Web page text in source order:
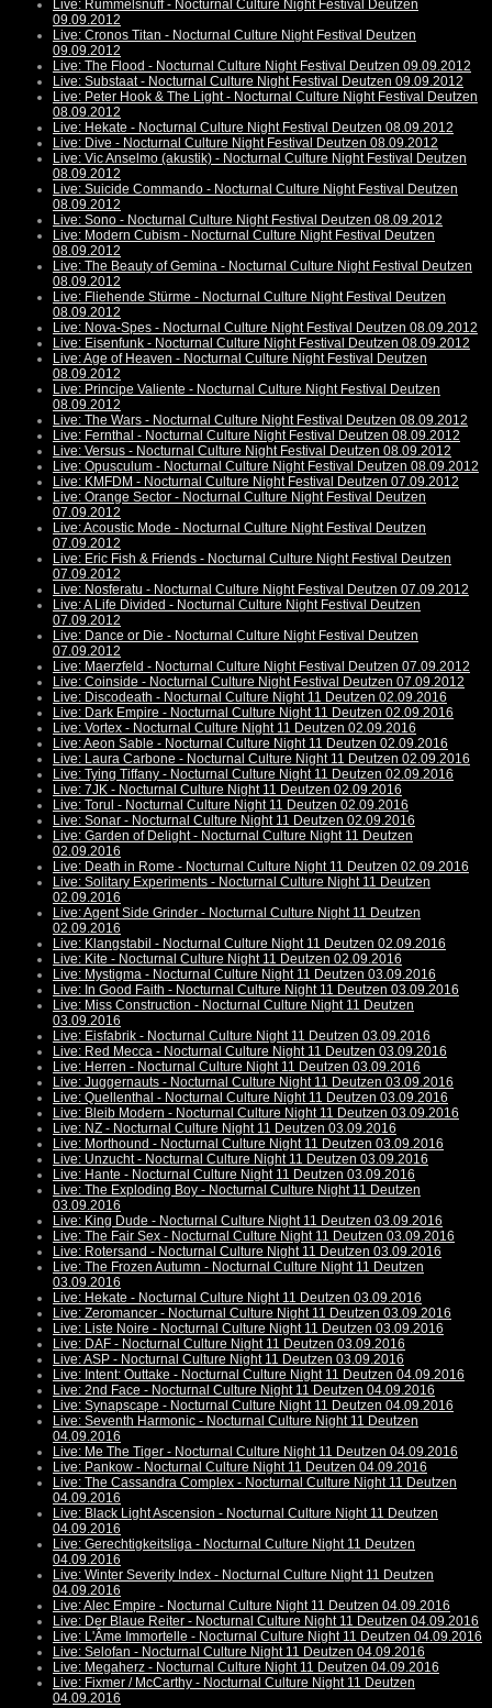
Live: Rummelsnuff - Nocturnal Culture Night Festival Deutzen
09.09.2012
Live: Cronos Titan - Nocturnal Culture Night Festival Deutzen
09.09.2012
Live: The Flood - Nocturnal Culture Night Festival Deutzen 09.09.2012
Live: Substaat - Nocturnal Culture Night Festival Deutzen 09.09.2012
Live: Peter Hook & The Light - Nocturnal Culture Night Festival Deutzen
08.09.2012
Live: Hekate - Nocturnal Culture Night Festival Deutzen 08.09.2012
Live: Dive - Nocturnal Culture Night Festival Deutzen 08.09.2012
Live: Vic Anselmo (akustik) - Nocturnal Culture Night Festival Deutzen
08.09.2012
Live: Suicide Commando - Nocturnal Culture Night Festival Deutzen
08.09.2012
Live: Sono - Nocturnal Culture Night Festival Deutzen 08.09.2012
Live: Modern Cubism - Nocturnal Culture Night Festival Deutzen
08.09.2012
Live: The Beauty of Gemina - Nocturnal Culture Night Festival Deutzen
08.09.2012
Live: Fliehende Stürme - Nocturnal Culture Night Festival Deutzen
08.09.2012
Live: Nova-Spes - Nocturnal Culture Night Festival Deutzen 08.09.2012
Live: Eisenfunk - Nocturnal Culture Night Festival Deutzen 08.09.2012
Live: Age of Heaven - Nocturnal Culture Night Festival Deutzen
08.09.2012
Live: Principe Valiente - Nocturnal Culture Night Festival Deutzen
08.09.2012
Live: The Wars - Nocturnal Culture Night Festival Deutzen 08.09.2012
Live: Fernthal - Nocturnal Culture Night Festival Deutzen 08.09.2012
Live: Versus - Nocturnal Culture Night Festival Deutzen 08.09.2012
Live: Opusculum - Nocturnal Culture Night Festival Deutzen 08.09.2012
Live: KMFDM - Nocturnal Culture Night Festival Deutzen 07.09.2012
Live: Orange Sector - Nocturnal Culture Night Festival Deutzen
07.09.2012
Live: Acoustic Mode - Nocturnal Culture Night Festival Deutzen
07.09.2012
Live: Eric Fish & Friends - Nocturnal Culture Night Festival Deutzen
07.09.2012
Live: Nosferatu - Nocturnal Culture Night Festival Deutzen 07.09.2012
Live: A Life Divided - Nocturnal Culture Night Festival Deutzen
07.09.2012
Live: Dance or Die - Nocturnal Culture Night Festival Deutzen
07.09.2012
Live: Maerzfeld - Nocturnal Culture Night Festival Deutzen 07.09.2012
Live: Coinside - Nocturnal Culture Night Festival Deutzen 07.09.2012
Live: Discodeath - Nocturnal Culture Night 11 Deutzen 02.09.2016
Live: Dark Empire - Nocturnal Culture Night 11 Deutzen 02.09.2016
Live: Vortex - Nocturnal Culture Night 11 Deutzen 02.09.2016
Live: Aeon Sable - Nocturnal Culture Night 11 Deutzen 02.09.2016
Live: Laura Carbone - Nocturnal Culture Night 11 Deutzen 02.09.2016
Live: Tying Tiffany - Nocturnal Culture Night 11 Deutzen 02.09.2016
Live: 7JK - Nocturnal Culture Night 11 Deutzen 02.09.2016
Live: Torul - Nocturnal Culture Night 11 Deutzen 02.09.2016
Live: Sonar - Nocturnal Culture Night 11 Deutzen 02.09.2016
Live: Garden of Delight - Nocturnal Culture Night 11 Deutzen
02.09.2016
Live: Death in Rome - Nocturnal Culture Night 11 Deutzen 02.09.2016
Live: Solitary Experiments - Nocturnal Culture Night 11 Deutzen
02.09.2016
Live: Agent Side Grinder - Nocturnal Culture Night 11 Deutzen
02.09.2016
Live: Klangstabil - Nocturnal Culture Night 11 Deutzen 02.09.2016
Live: Kite - Nocturnal Culture Night 11 Deutzen 02.09.2016
Live: Mystigma - Nocturnal Culture Night 11 Deutzen 03.09.2016
Live: In Good Faith - Nocturnal Culture Night 11 Deutzen 03.09.2016
Live: Miss Construction - Nocturnal Culture Night 11 Deutzen
03.09.2016
Live: Eisfabrik - Nocturnal Culture Night 11 Deutzen 03.09.2016
Live: Red Mecca - Nocturnal Culture Night 11 Deutzen 03.09.2016
Live: Herren - Nocturnal Culture Night 11 Deutzen 03.09.2016
Live: Juggernauts - Nocturnal Culture Night 11 Deutzen 03.09.2016
Live: Quellenthal - Nocturnal Culture Night 11 Deutzen 03.09.2016
Live: Bleib Modern - Nocturnal Culture Night 11 Deutzen 03.09.2016
Live: NZ - Nocturnal Culture Night 11 Deutzen 03.09.2016
Live: Morthound - Nocturnal Culture Night 11 Deutzen 03.09.2016
Live: Unzucht - Nocturnal Culture Night 11 Deutzen 03.09.2016
Live: Hante - Nocturnal Culture Night 11 Deutzen 03.09.2016
Live: The Exploding Boy - Nocturnal Culture Night 11 Deutzen
03.09.2016
Live: King Dude - Nocturnal Culture Night 11 Deutzen 03.09.2016
Live: The Fair Sex - Nocturnal Culture Night 11 Deutzen 03.09.2016
Live: Rotersand - Nocturnal Culture Night 11 Deutzen 03.09.2016
Live: The Frozen Autumn - Nocturnal Culture Night 11 Deutzen
03.09.2016
Live: Hekate - Nocturnal Culture Night 11 Deutzen 03.09.2016
Live: Zeromancer - Nocturnal Culture Night 11 Deutzen 03.09.2016
Live: Liste Noire - Nocturnal Culture Night 11 Deutzen 03.09.2016
Live: DAF - Nocturnal Culture Night 11 Deutzen 03.09.2016
Live: ASP - Nocturnal Culture Night 11 Deutzen 03.09.2016
Live: Intent: Outtake - Nocturnal Culture Night 11 Deutzen 04.09.2016
Live: 2nd Face - Nocturnal Culture Night 11 Deutzen 04.09.2016
Live: Synapscape - Nocturnal Culture Night 11 Deutzen 04.09.2016
Live: Seventh Harmonic - Nocturnal Culture Night 11 Deutzen
04.09.2016
Live: Me The Tiger - Nocturnal Culture Night 11 Deutzen 04.09.2016
Live: Pankow - Nocturnal Culture Night 11 Deutzen 04.09.2016
Live: The Cassandra Complex - Nocturnal Culture Night 11 Deutzen
04.09.2016
Live: Black Light Ascension - Nocturnal Culture Night 11 Deutzen
04.09.2016
Live: Gerechtigkeitsliga - Nocturnal Culture Night 11 Deutzen
04.09.2016
Live: Winter Severity Index - Nocturnal Culture Night 11 Deutzen
04.09.2016
Live: Alec Empire - Nocturnal Culture Night 11 Deutzen 04.09.2016
Live: Der Blaue Reiter - Nocturnal Culture Night 11 Deutzen 04.09.2016
Live: L'Âme Immortelle - Nocturnal Culture Night 11 Deutzen 04.09.2016
Live: Selofan - Nocturnal Culture Night 11 Deutzen 04.09.2016
Live: Megaherz - Nocturnal Culture Night 11 Deutzen 04.09.2016
Live: Fixmer / McCarthy - Nocturnal Culture Night 11 Deutzen
04.09.2016